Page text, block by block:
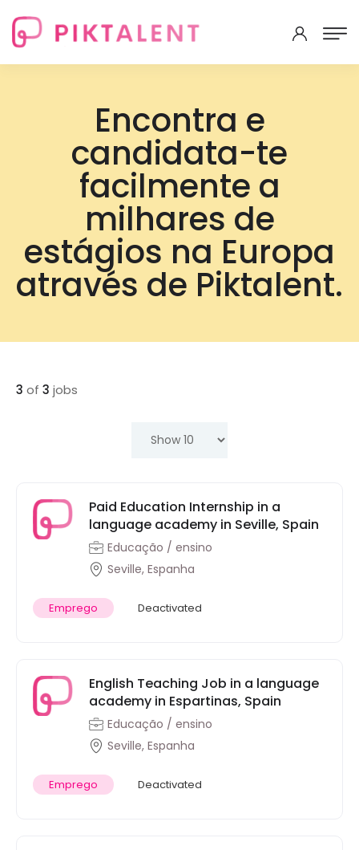
Encontra e
candidata-te
facilmente a
milhares de
estágios na Europa
através de Piktalent.
3 of 3 jobs
Paid Education Internship in a
language academy in Seville, Spain
Educação / ensino
Seville, Espanha
Emprego Deactivated
English Teaching Job in a language
academy in Espartinas, Spain
Educação / ensino
Seville, Espanha
Emprego Deactivated